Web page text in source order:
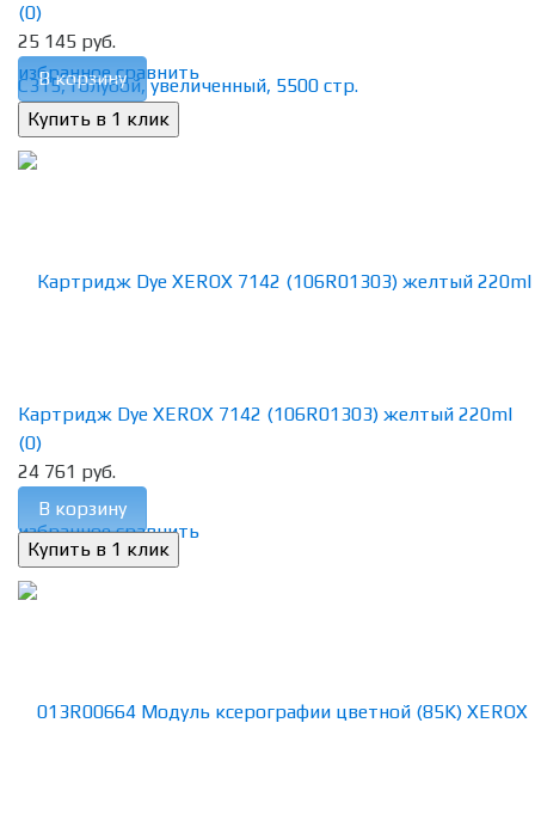
избранное сравнить
(0)
25 145 руб.
В корзину
избранное сравнить
Картридж Dye XEROX 7142 (106R01303) желтый 220ml
(0)
24 761 руб.
В корзину